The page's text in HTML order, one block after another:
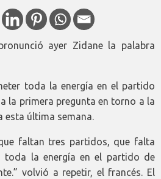
ayer Zidane la palabra
toda la energía en el partido
la primera pregunta en torno a la
esta última semana.
faltan tres partidos, que falta
toda la energía en el partido de
volvió a repetir, el francés. El